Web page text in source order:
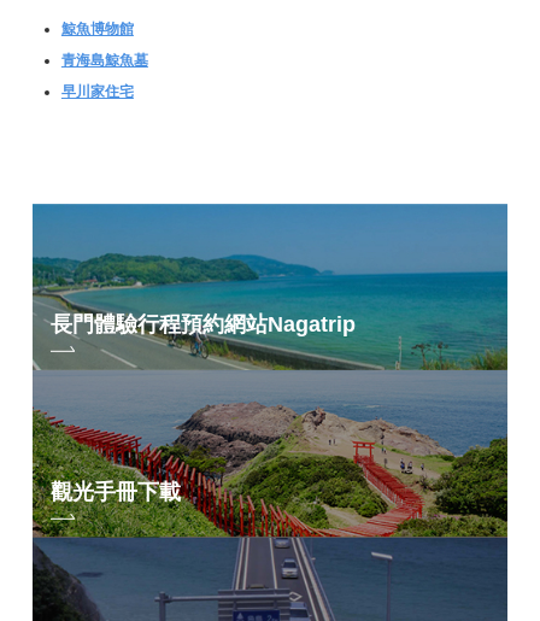
鯨魚博物館
青海島鯨魚墓
早川家住宅
長門體驗行程預約網站Nagatrip
觀光手冊下載